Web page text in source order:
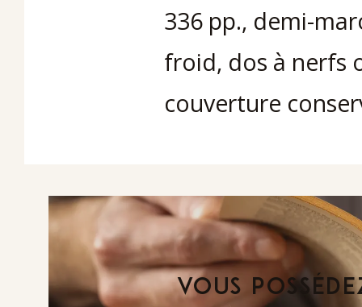
336 pp., demi-
froid, dos à nerfs
couverture
VOUS